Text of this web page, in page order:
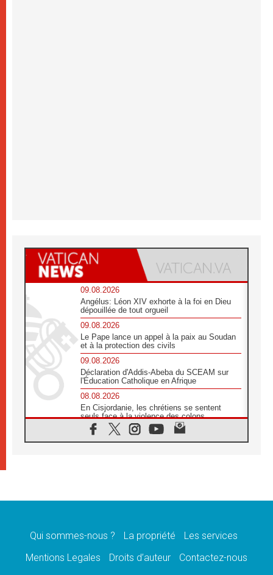
09.08.2026
Angélus: Léon XIV exhorte à la foi en Dieu
dépouillée de tout orgueil
09.08.2026
Le Pape lance un appel à la paix au Soudan
et à la protection des civils
09.08.2026
Déclaration d'Addis-Abeba du SCEAM sur
l'Éducation Catholique en Afrique
08.08.2026
En Cisjordanie, les chrétiens se sentent
seuls face à la violence des colons
08.08.2026
Léon XIV au sanctuaire de Notre Dame du
08.08.2026
08.08.2026
catholiques
Qui sommes-nous ? La propriété
Les services
Mentions Legales
Droits d’auteur Contactez-nous